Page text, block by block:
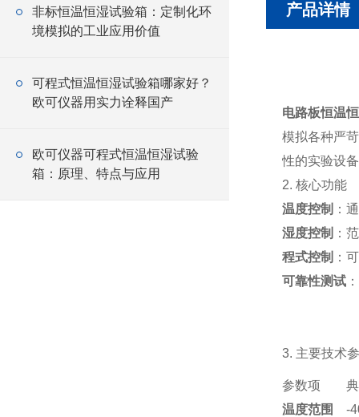
非标恒温恒湿试验箱：定制化环
境模拟的工业应用价值
可程式恒温恒湿试验箱哪家好？
欧可仪器用实力诠释国产
欧可仪器可程式恒温恒湿试验
箱：原理、特点与应用
产品详情
电路板恒温
模拟各种严
性的实验设
2. 核心功能
温度控制 ：
湿度控制 ：
程式控制 ：
可靠性测试
3. 主要技术
参数项
温度范围
-